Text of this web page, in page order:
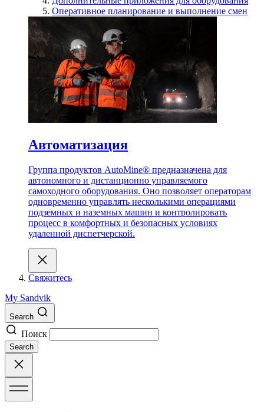
Оперативное планирование и выполнение смен
Автоматизация
Группа продуктов AutoMine® предназначена для
автономного и дистанционно управляемого
самоходного оборудования. Оно позволяет операторам
одновременно управлять несколькими операциями
подземных и наземных машин и контролировать
процесс в комфортных и безопасных условиях
удаленной диспетчерской.
Свяжитесь
My Sandvik
Search
Поиск
Search